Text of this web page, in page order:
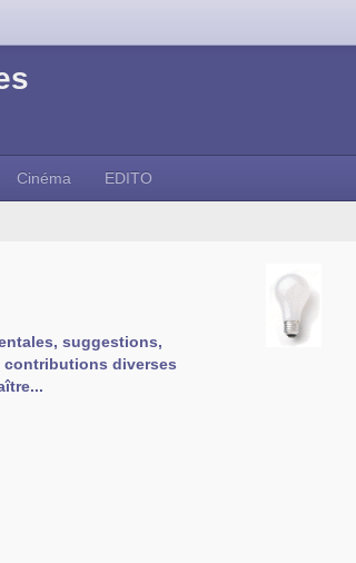
Cinéma EDITO
suggestions,
diverses